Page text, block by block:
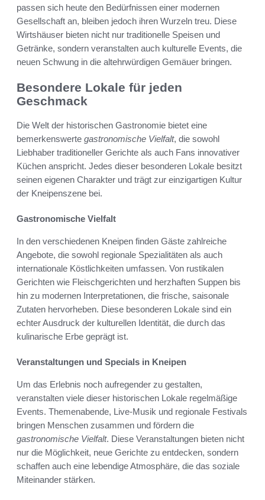
passen sich heute den Bedürfnissen einer modernen
Gesellschaft an, bleiben jedoch ihren Wurzeln treu. Diese
Wirtshäuser bieten nicht nur traditionelle Speisen und
Getränke, sondern veranstalten auch kulturelle Events, die
neuen Schwung in die altehrwürdigen Gemäuer bringen.
Besondere Lokale für jeden
Geschmack
Die Welt der historischen Gastronomie bietet eine
bemerkenswerte gastronomische Vielfalt, die sowohl
Liebhaber traditioneller Gerichte als auch Fans innovativer
Küchen anspricht. Jedes dieser besonderen Lokale besitzt
seinen eigenen Charakter und trägt zur einzigartigen Kultur
der Kneipenszene bei.
Gastronomische Vielfalt
In den verschiedenen Kneipen finden Gäste zahlreiche
Angebote, die sowohl regionale Spezialitäten als auch
internationale Köstlichkeiten umfassen. Von rustikalen
Gerichten wie Fleischgerichten und herzhaften Suppen bis
hin zu modernen Interpretationen, die frische, saisonale
Zutaten hervorheben. Diese besonderen Lokale sind ein
echter Ausdruck der kulturellen Identität, die durch das
kulinarische Erbe geprägt ist.
Veranstaltungen und Specials in Kneipen
Um das Erlebnis noch aufregender zu gestalten,
veranstalten viele dieser historischen Lokale regelmäßige
Events. Themenabende, Live-Musik und regionale Festivals
bringen Menschen zusammen und fördern die
gastronomische Vielfalt. Diese Veranstaltungen bieten nicht
nur die Möglichkeit, neue Gerichte zu entdecken, sondern
schaffen auch eine lebendige Atmosphäre, die das soziale
Miteinander stärken.